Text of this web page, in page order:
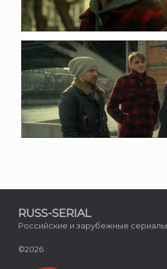
RUSS-SERIAL
Российские и зарубежные сериалы
©2026